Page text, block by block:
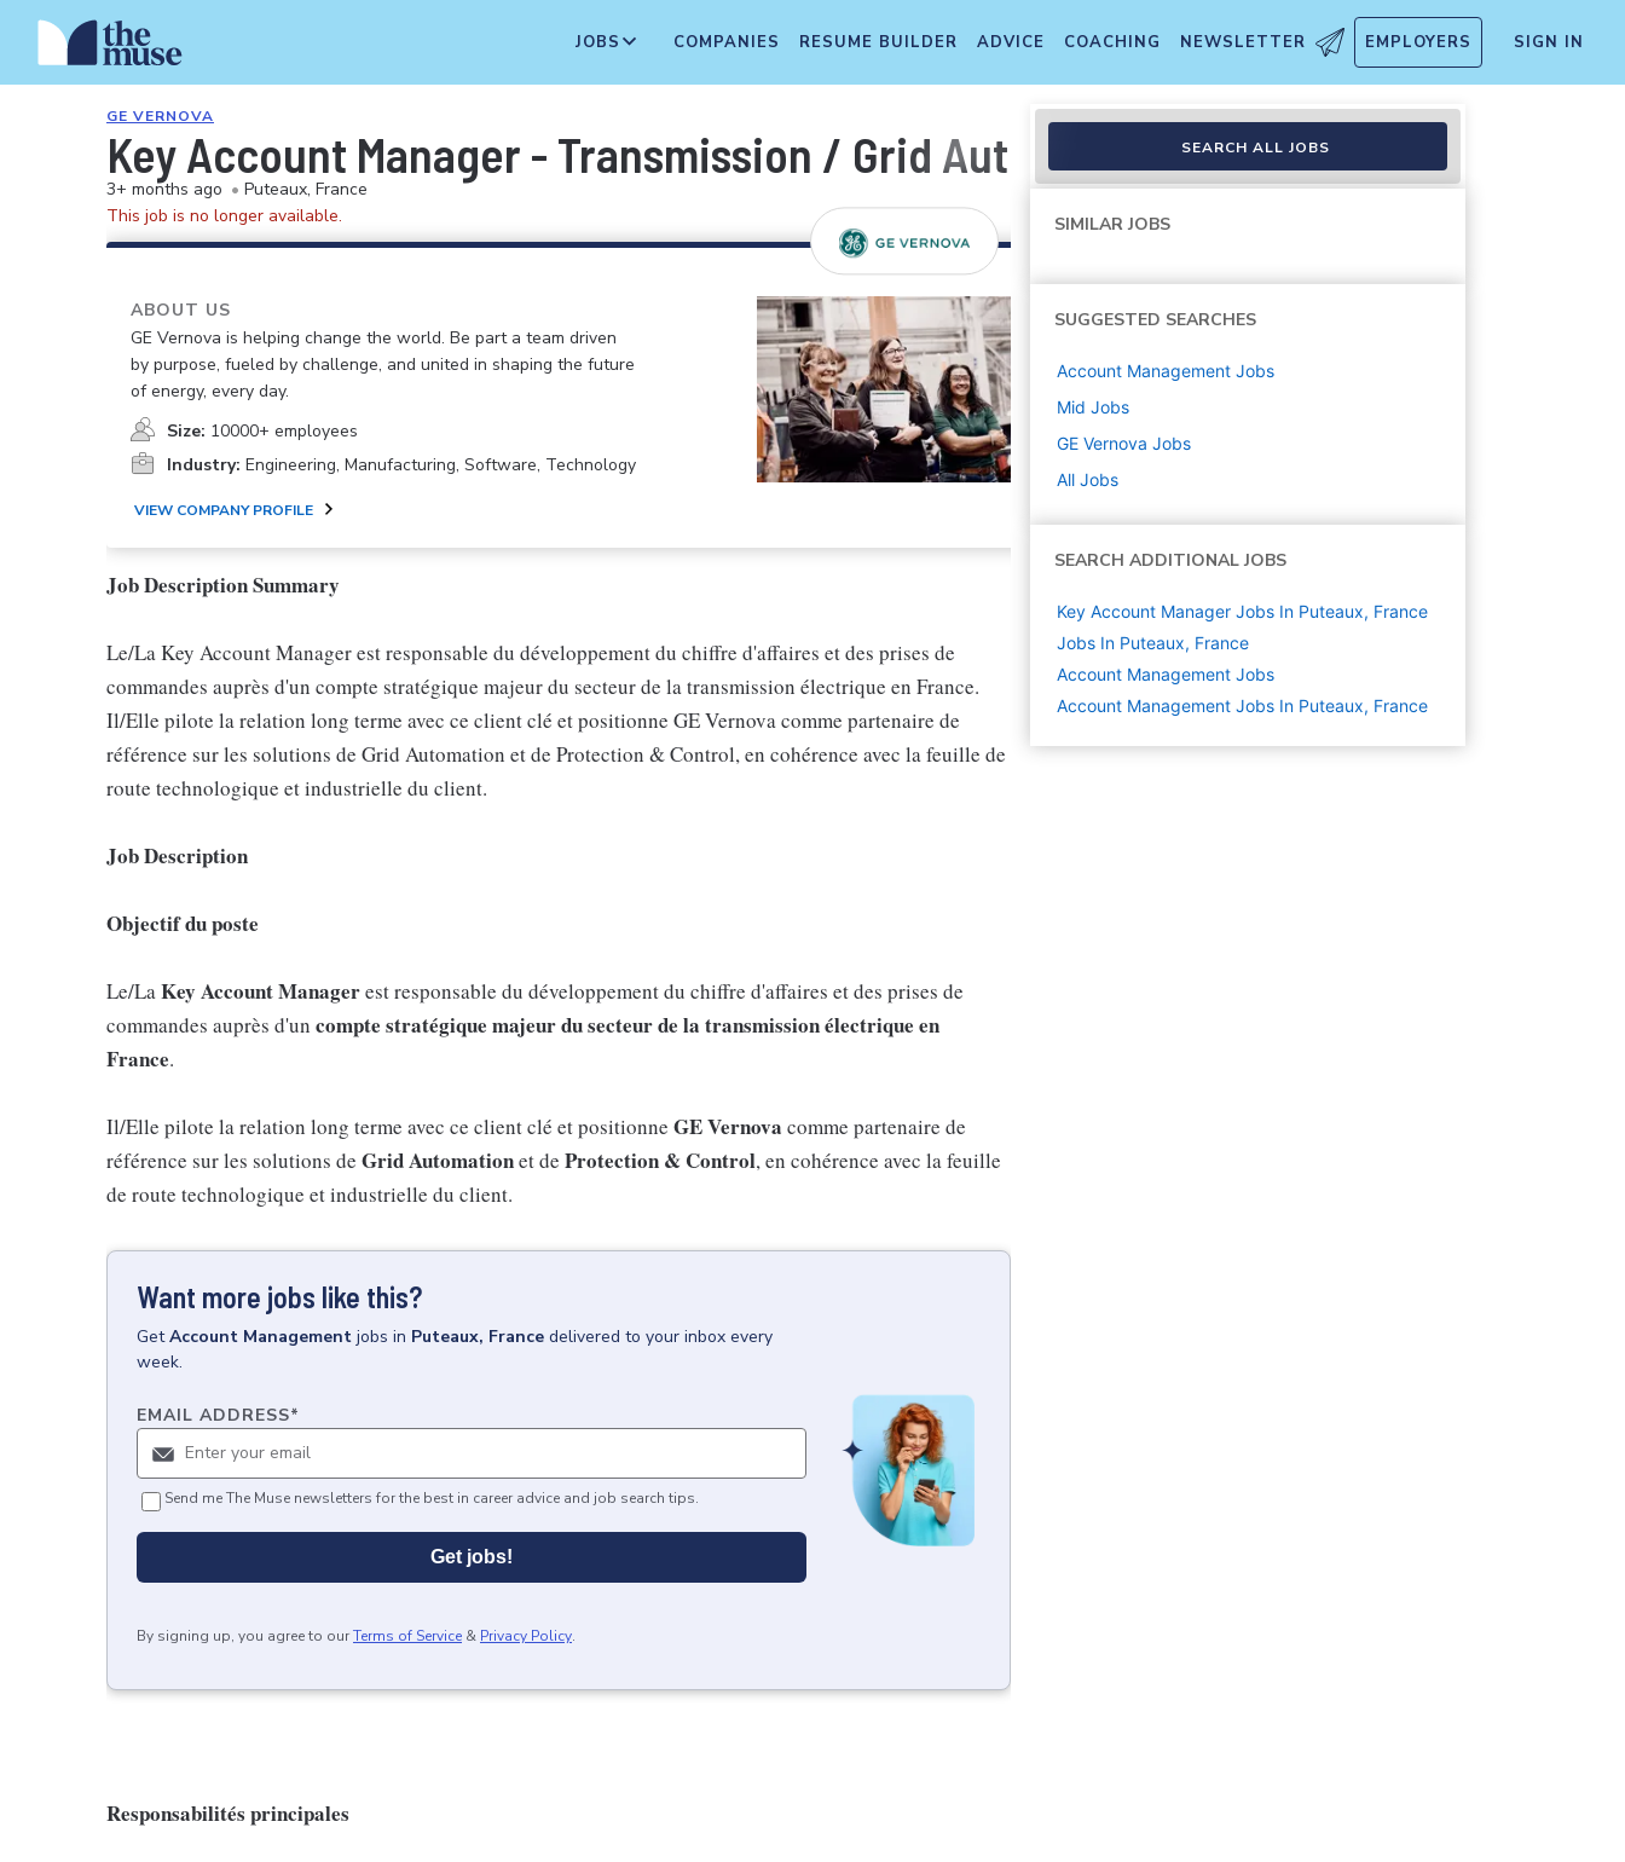
JOBS COMPANIES RESUME BUILDER ADVICE COACHING NEWSLETTER EMPLOYERS SIGN IN
GE VERNOVA
Key Account Manager - Transmission / Grid Automation H/F
3+ months ago • Puteaux, France
This job is no longer available.
ABOUT US
GE Vernova is helping change the world. Be part a team driven
by purpose, fueled by challenge, and united in shaping the future
of energy, every day.
Size: 10000+ employees
Industry: Engineering, Manufacturing, Software, Technology
VIEW COMPANY PROFILE
Job Description Summary
Le/La Key Account Manager est responsable du développement du chiffre d'affaires et des prises de
commandes auprès d'un compte stratégique majeur du secteur de la transmission électrique en France.
Il/Elle pilote la relation long terme avec ce client clé et positionne GE Vernova comme partenaire de
référence sur les solutions de Grid Automation et de Protection & Control, en cohérence avec la feuille de
route technologique et industrielle du client.
Job Description
Objectif du poste
Le/LaKey Account Managerest responsable du développement du chiffre d'affaires et des prises de
commandes auprès d'un compte stratégique majeur du secteur de la transmission électrique en
France.
Il/Elle pilote la relation long terme avec ce client clé et positionne GE Vernova comme partenaire de
référence sur les solutions de Grid Automationet de Protection & Control, en cohérence avec la feuille
de route technologique et industrielle du client.
Want more jobs like this?
GetAccount Management jobs in Puteaux, France delivered to your inbox every
week.
EMAIL ADDRESS*
Send me The Muse newsletters for the best in career advice and job search tips.
Get jobs!
By signing up, you agree to ourTerms of Service & Privacy Policy.
Responsabilités principales
SEARCH ALL JOBS
SIMILAR JOBS
SUGGESTED SEARCHES
Account Management Jobs
Mid Jobs
GE Vernova Jobs
All Jobs
SEARCH ADDITIONAL JOBS
Key Account Manager Jobs In Puteaux, France
Jobs In Puteaux, France
Account Management Jobs
Account Management Jobs In Puteaux, France